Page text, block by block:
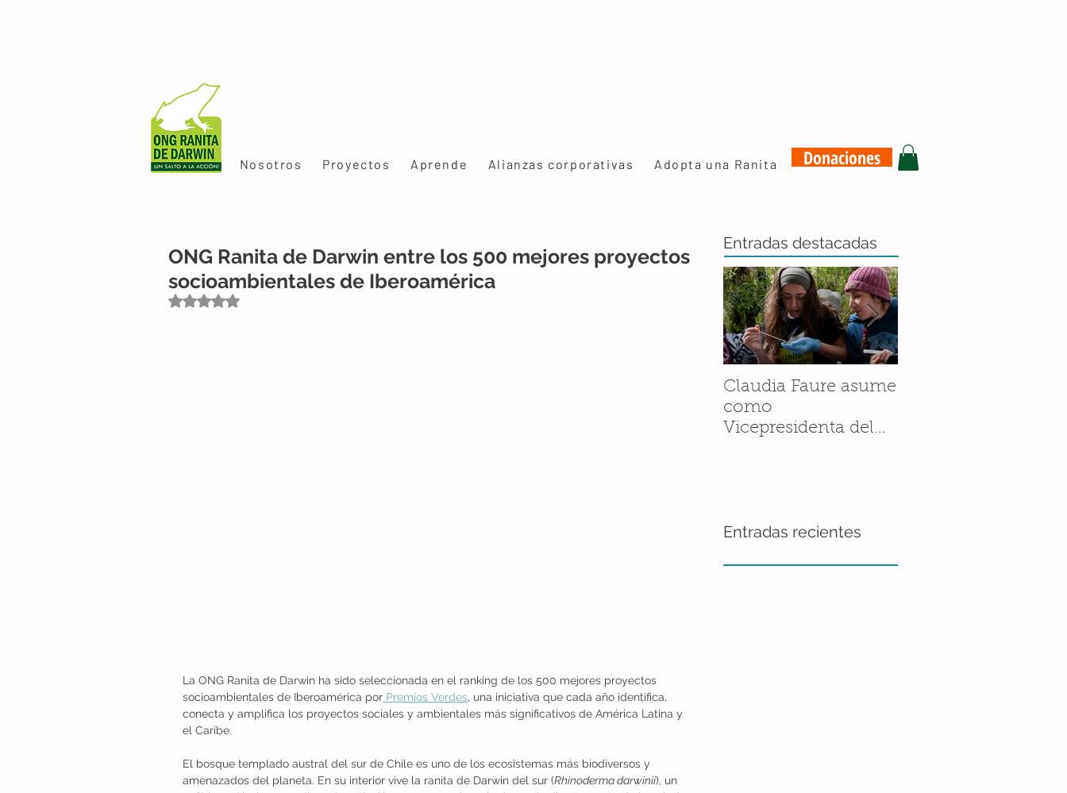
Nosotros Proyectos Aprende Alianzas corporativas Adopta una Ranita Donaciones
ONG Ranita de Darwin entre los 500 mejores proyectos
socioambientales de Iberoamérica
Obtuvo NaN de 5 estrellas.
La ONG Ranita de Darwin ha sido seleccionada en el ranking de los 500 mejores proyectos
socioambientales de Iberoamérica por Premios Verdes, una iniciativa que cada año identifica,
conecta y amplifica los proyectos sociales y ambientales más significativos de América Latina y
el Caribe.
El bosque templado austral del sur de Chile es uno de los ecosistemas más biodiversos y
amenazados del planeta. En su interior vive la ranita de Darwin del sur (Rhinoderma darwinii), un
Entradas destacadas
Claudia Faure asume
como
Vicepresidenta del
Entradas recientes